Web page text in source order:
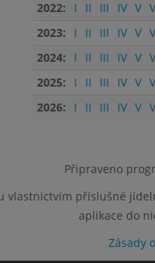
2022:
I II III IV V
2023:
I II III IV V
2024:
I II III IV V
2025:
I II III IV V
2026:
I II III IV V
Připraveno
vlastnictvím příslušné
aplikace do
Zásady